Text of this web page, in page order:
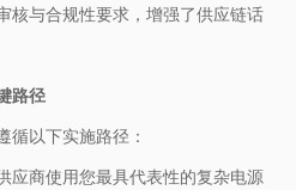
核与合规性要求，增强了供应链话
路径
循以下实施路径：
应商使用您最具代表性的复杂电源